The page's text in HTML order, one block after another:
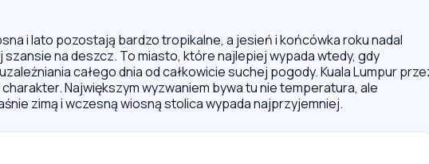
i lato pozostają bardzo tropikalne, a jesień i końcówka roku nadal
na deszcz. To miasto, które najlepiej wypada wtedy, gdy
całego dnia od całkowicie suchej pogody. Kuala Lumpur
Największym wyzwaniem bywa tu nie temperatura, ale
zimą i wczesną wiosną stolica wypada najprzyjemniej.